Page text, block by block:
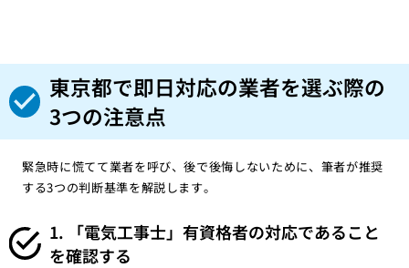
東京都で即日対応の業者を選ぶ際の
3つの注意点
緊急時に慌てて業者を呼び、後で後悔しないために、筆者が推奨
する3つの判断基準を解説します。
1. 「電気工事士」有資格者の対応であること
を確認する